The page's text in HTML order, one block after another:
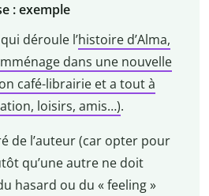
: exemple
déroule l’histoire d’Alma,
dans une nouvelle
café-librairie et a tout à
loisirs, amis…).
de l’auteur (car opter pour
qu’une autre ne doit
hasard ou du « feeling »